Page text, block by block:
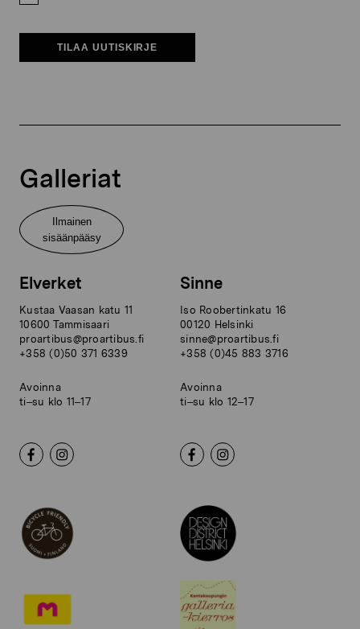
TILAA UUTISKIRJE
Galleriat
Ilmainen
sisäänpääsy
Elverket
Kustaa Vaasan katu 11
10600 Tammisaari
proartibus@proartibus.fi
+358 (0)50 371 6339
Avoinna
ti–su klo 11–17
Sinne
Iso Roobertinkatu 16
00120 Helsinki
sinne@proartibus.fi
+358 (0)45 883 3716
Avoinna
ti–su klo 12–17